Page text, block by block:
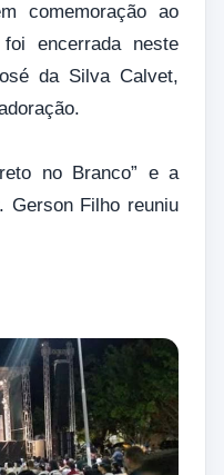
comemoração ao
encerrada neste
da Silva Calvet,
no Branco” e a
Gerson Filho reuniu